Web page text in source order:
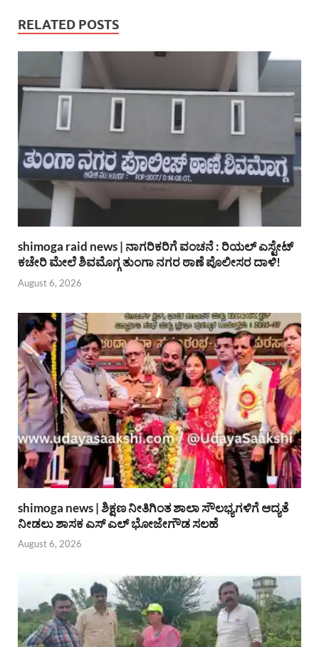
RELATED POSTS
shimoga raid news | ನಾಗರಿಕರಿಗೆ ವಂಚನೆ : ರಿಯಲ್ ಎಸ್ಟೇಟ್
ಕಚೇರಿ ಮೇಲೆ ಶಿವಮೊಗ್ಗ ತುಂಗಾ ನಗರ ಠಾಣೆ ಪೊಲೀಸರ ದಾಳಿ!
August 6, 2026
shimoga news | ಶಿಕ್ಷಣ ನೀತಿಗಿಂತ ಶಾಲಾ ಸೌಲಭ್ಯಗಳಿಗೆ ಆದ್ಯತೆ
ನೀಡಲು ಶಾಸಕ ಎಸ್ ಎಲ್ ಭೋಜೇಗೌಡ ಸಲಹೆ
August 6, 2026